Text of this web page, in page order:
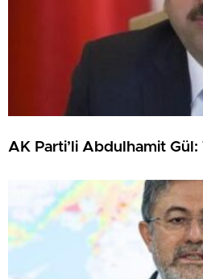
AK Parti’li Abdulhamit Gül: